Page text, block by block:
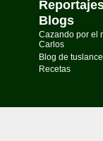
Blogs
Cazando por el
Carlos
Blog de
Recetas